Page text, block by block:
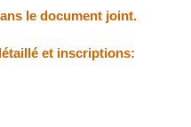
le document joint.
et inscriptions: